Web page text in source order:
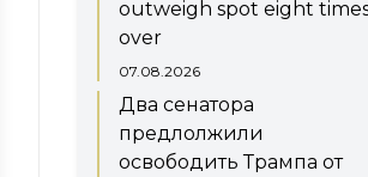
outweigh spot eight
over
07.08.2026
Два сенатора
предлолжили
освободить Трампа от